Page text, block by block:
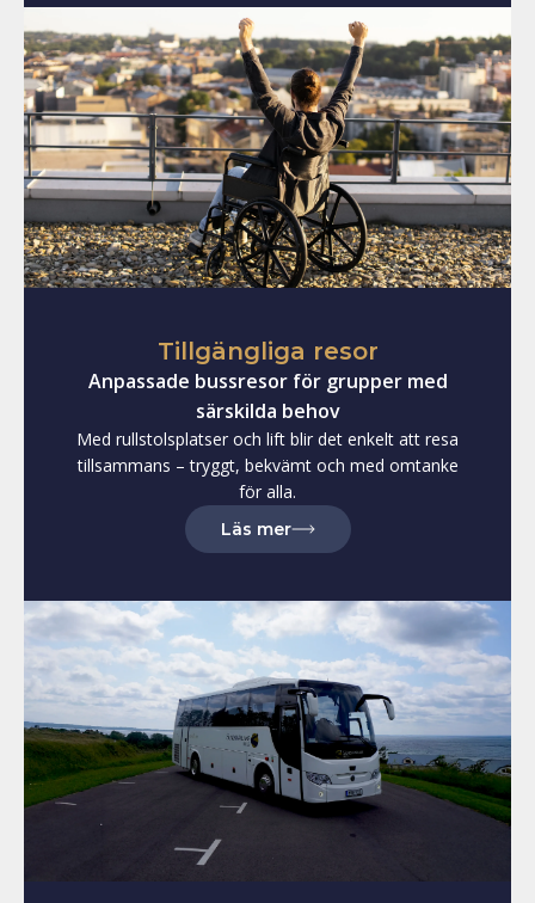
Tillgängliga resor
Anpassade bussresor för grupper med
särskilda behov
Med rullstolsplatser och lift blir det enkelt att resa
tillsammans – tryggt, bekvämt och med omtanke
för alla.
Läs merom tillgängliga resor